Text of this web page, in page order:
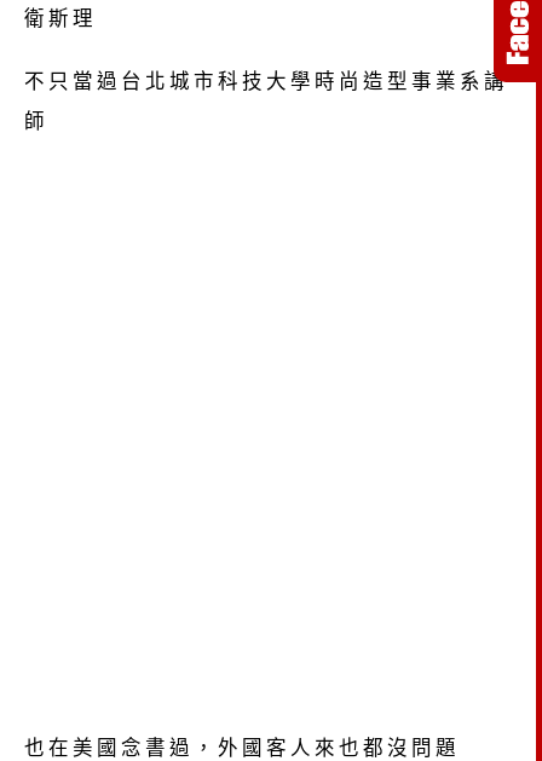
衛斯理
不只當過台北城市科技大學時尚造型事業系講
師
也在美國念書過，外國客人來也都沒問題